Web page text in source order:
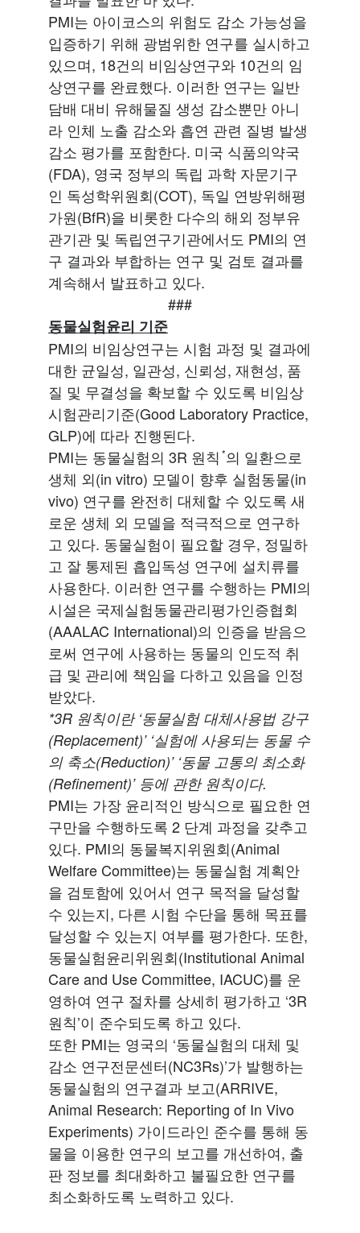
PMI는 아이코스의 위험도 감소 가능성을
입증하기 위해 광범위한 연구를 실시하고
있으며, 18건의 비임상연구와 10건의 임
상연구를 완료했다. 이러한 연구는 일반
담배 대비 유해물질 생성 감소뿐만 아니
라 인체 노출 감소와 흡연 관련 질병 발생
감소 평가를 포함한다. 미국 식품의약국
(FDA), 영국 정부의 독립 과학 자문기구
인 독성학위원회(COT), 독일 연방위해평
가원(BfR)을 비롯한 다수의 해외 정부유
관기관 및 독립연구기관에서도 PMI의 연
구 결과와 부합하는 연구 및 검토 결과를
계속해서 발표하고 있다.
###
동물실험윤리 기준
PMI의 비임상연구는 시험 과정 및 결과에
대한 균일성, 일관성, 신뢰성, 재현성, 품
질 및 무결성을 확보할 수 있도록 비임상
시험관리기준(Good Laboratory Practice,
GLP)에 따라 진행된다.
PMI는 동물실험의 3R 원칙 *의 일환으로
생체 외(in vitro) 모델이 향후 실험동물(in
vivo) 연구를 완전히 대체할 수 있도록 새
로운 생체 외 모델을 적극적으로 연구하
고 있다. 동물실험이 필요할 경우, 정밀하
고 잘 통제된 흡입독성 연구에 설치류를
사용한다. 이러한 연구를 수행하는 PMI의
시설은 국제실험동물관리평가인증협회
(AAALAC International)의 인증을 받음으
로써 연구에 사용하는 동물의 인도적 취
급 및 관리에 책임을 다하고 있음을 인정
받았다.
*3R 원칙이란 ‘동물실험 대체사용법 강구
(Replacement)’ ‘실험에 사용되는 동물 수
의 축소(Reduction)’ ‘동물 고통의 최소화
(Refinement)’ 등에 관한 원칙이다.
PMI는 가장 윤리적인 방식으로 필요한 연
구만을 수행하도록 2 단계 과정을 갖추고
있다. PMI의 동물복지위원회(Animal
Welfare Committee)는 동물실험 계획안
을 검토함에 있어서 연구 목적을 달성할
수 있는지, 다른 시험 수단을 통해 목표를
달성할 수 있는지 여부를 평가한다. 또한,
동물실험윤리위원회(Institutional Animal
Care and Use Committee, IACUC)를 운
영하여 연구 절차를 상세히 평가하고 ‘3R
원칙’이 준수되도록 하고 있다.
또한 PMI는 영국의 ‘동물실험의 대체 및
감소 연구전문센터(NC3Rs)’가 발행하는
동물실험의 연구결과 보고(ARRIVE,
Animal Research: Reporting of In Vivo
Experiments) 가이드라인 준수를 통해 동
물을 이용한 연구의 보고를 개선하여, 출
판 정보를 최대화하고 불필요한 연구를
최소화하도록 노력하고 있다.